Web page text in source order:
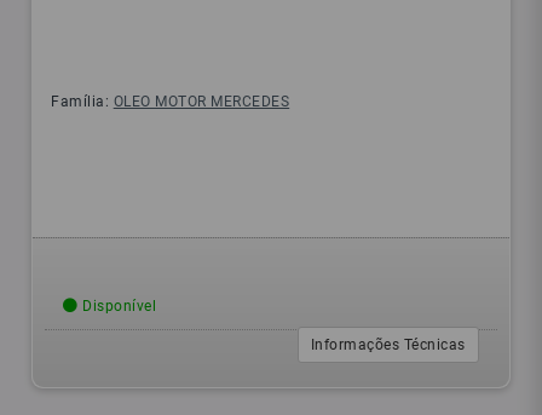
Família: OLEO MOTOR MERCEDES
Disponível
Informações Técnicas